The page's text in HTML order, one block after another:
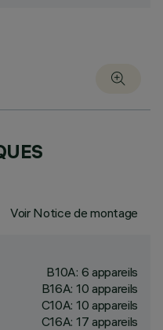
Voir Notice de montage
B10A: 6 appareils
B16A: 10 appareils
C10A: 10 appareils
C16A: 17 appareils